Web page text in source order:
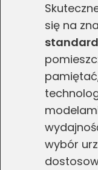
się na
wybór